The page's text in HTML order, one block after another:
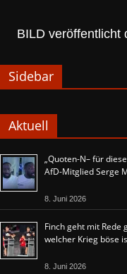
BILD veröffentlicht
Sidebar
Aktuell
„Quoten-N– für
AfD-Mitglied Serge
8. Juni 2026
Finch geht mit Rede
welcher Krieg böse
8. Juni 2026